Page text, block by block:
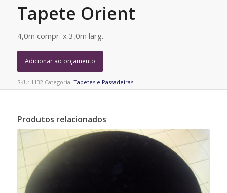
Tapete Orient
4,0m compr. x 3,0m larg.
Adicionar ao orçamento
SKU: 1132 Categoria: Tapetes e Passadeiras
Produtos relacionados